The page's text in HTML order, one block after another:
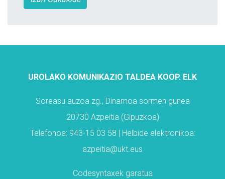
UROLAKO KOMUNIKAZIO TALDEA KOOP. ELK
Soreasu auzoa zg., Dinamoa sormen gunea
20730 Azpeitia (Gipuzkoa)
Telefonoa: 943-15 03 58 | Helbide elektronikoa:
azpeitia@ukt.eus
Codesyntaxek garatua